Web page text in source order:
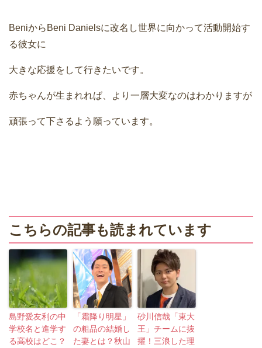
BeniからBeni Danielsに改名し世界に向かって活動開始す
る彼女に
大きな応援をして行きたいです。
赤ちゃんが生まれれば、より一層大変なのはわかりますが
頑張って下さるよう願っています。
こちらの記事も読まれています
島野愛友利の中
学校名と進学す
る高校はどこ？
「霜降り明星」
の粗品の結婚し
た妻とは？秋山
砂川信哉「東大
王」チームに抜
擢！三浪した理